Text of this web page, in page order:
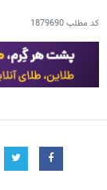
کد مطلب1879690